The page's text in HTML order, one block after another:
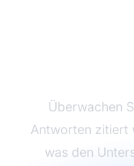
Überwachen
Antworten zitiert
was den